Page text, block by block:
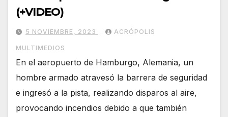
(+VIDEO)
5 NOVIEMBRE, 2023 ACRÓPOLIS
MULTIMEDIOS
En el aeropuerto de Hamburgo, Alemania, un
hombre armado atravesó la barrera de seguridad
e ingresó a la pista, realizando disparos al aire,
provocando incendios debido a que también